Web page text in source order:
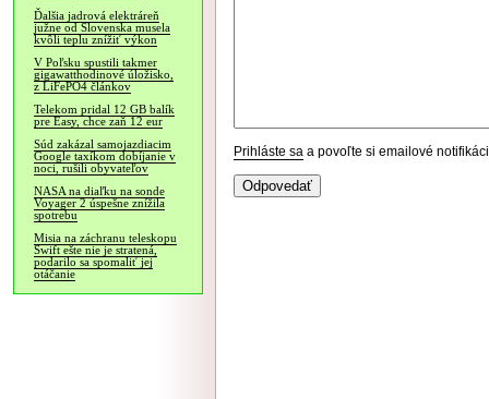
Ďalšia jadrová elektráreň
južne od Slovenska musela
kvôli teplu znížiť výkon
V Poľsku spustili takmer
gigawatthodinové úložisko,
z LiFePO4 článkov
Telekom pridal 12 GB balík
pre Easy, chce zaň 12 eur
Súd zakázal samojazdiacim
Google taxíkom dobíjanie v
noci, rušili obyvateľov
NASA na diaľku na sonde
Voyager 2 úspešne znížila
spotrebu
Misia na záchranu teleskopu
Swift ešte nie je stratená,
podarilo sa spomaliť jej
otáčanie
Prihláste sa a povoľte si emailové